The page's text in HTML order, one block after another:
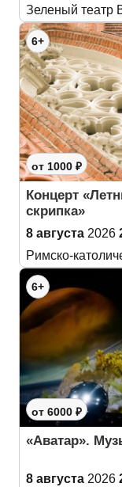
Зеленый театр
6+
от 1000 ₽
Концерт
скрипка»
8 августа 2026
Римско-
6+
от 6000 ₽
«Аватар».
8 августа 2026